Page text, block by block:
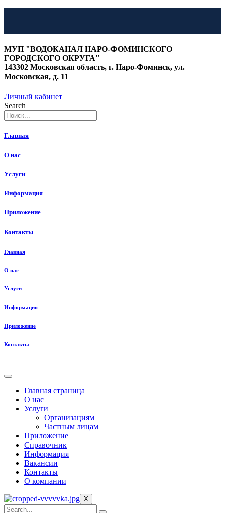
к
содержимому
МУП "ВОДОКАНАЛ НАРО-ФОМИНСКОГО
ГОРОДСКОГО ОКРУГА"
143302 Московская область, г. Наро-Фоминск, ул.
Московская, д. 11
Личный кабинет
Search
Главная
О нас
Услуги
Информация
Приложение
Контакты
Главная
О нас
Услуги
Информация
Приложение
Контакты
Главная страница
О нас
Услуги
Организациям
Частным лицам
Приложение
Справочник
Информация
Вакансии
Контакты
О компании
X